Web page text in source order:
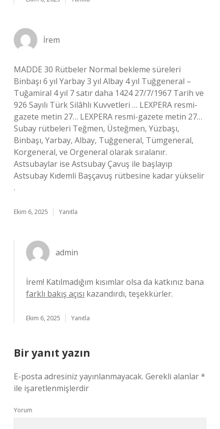
İrem
MADDE 30 Rütbeler Normal bekleme süreleri
Binbaşı 6 yıl Yarbay 3 yıl Albay 4 yıl Tuğgeneral –
Tuğamiral 4 yıl 7 satır daha 1424 27/7/1967 Tarih ve
926 Sayılı Türk Silâhlı Kuvvetleri … LEXPERA resmi-
gazete metin 27… LEXPERA resmi-gazete metin 27…
Subay rütbeleri Teğmen, Üsteğmen, Yüzbaşı,
Binbaşı, Yarbay, Albay, Tuğgeneral, Tümgeneral,
Korgeneral, ve Orgeneral olarak sıralanır.
Astsubaylar ise Astsubay Çavuş ile başlayıp
Astsubay Kıdemli Başçavuş rütbesine kadar yükselir
.
Ekim 6, 2025 Yanıtla
admin
İrem! Katılmadığım kısımlar olsa da katkınız bana
farklı bakış açısı kazandırdı, teşekkürler.
Ekim 6, 2025 Yanıtla
Bir yanıt yazın
E-posta adresiniz yayınlanmayacak. Gerekli alanlar*
ile işaretlenmişlerdir
Yorum